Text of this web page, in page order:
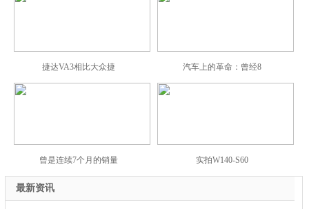
捷达VA3相比大众捷 汽车上的革命：曾经8
曾是连续7个月的销量 实拍W140-S60
最新资讯